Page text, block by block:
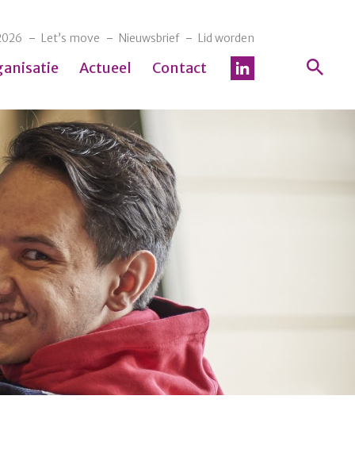
Let’s move Nieuwsbrief Lid worden
Actueel Contact